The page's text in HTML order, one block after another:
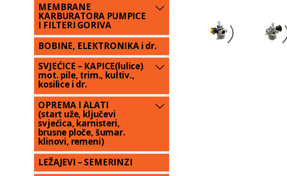
MEMBRANE
KARBURATORA PUMPICE
I FILTERI GORIVA
BOBINE, ELEKTRONIKA i dr.
SVJEĆICE – KAPICE(lulice)
mot. pile, trim., kultiv.,
kosilice i dr.
OPREMA I ALATI
(start uže, ključevi
svjećica, karnisteri,
brusne ploče, šumar.
klinovi, remeni)
LEŽAJEVI – SEMERINZI